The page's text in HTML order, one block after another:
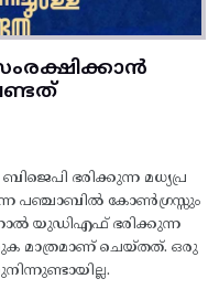
ബിജെപി ഭരിക്കുന്ന മധ്യപ്ര
പഞ്ചാബിൽ കോൺഗ്രസ്സും
യുഡിഎഫ് ഭരിക്കുന്ന
മാത്രമാണ് ചെയ്തത്. ഒരു